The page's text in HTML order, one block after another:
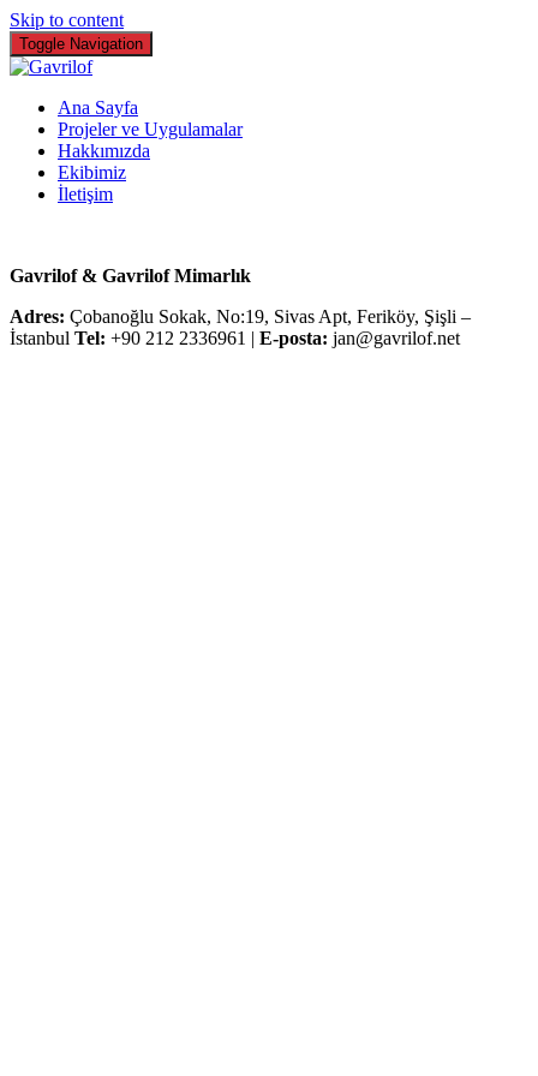
Skip to content
Toggle Navigation
Ana Sayfa
Projeler ve Uygulamalar
Hakkımızda
Ekibimiz
İletişim
Gavrilof & Gavrilof Mimarlık
Adres: Çobanoğlu Sokak, No:19, Sivas Apt, Feriköy, Şişli –
İstanbul Tel: +90 212 2336961 | E-posta: jan@gavrilof.net